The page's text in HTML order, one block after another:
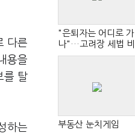
다른
용을
를 탈
하는
"은퇴자는 어디로 가
나"…고려장 세법 비
판 확산
부동산 눈치게임